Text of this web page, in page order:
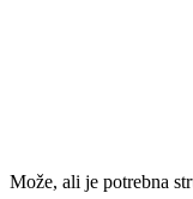
Može, ali je potrebna